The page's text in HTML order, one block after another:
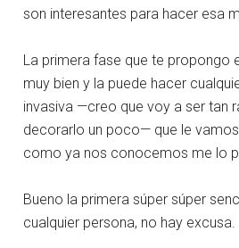
son interesantes para hacer esa
La primera fase que te propongo
muy bien y la puede hacer
invasiva —creo que voy a ser tan
decorarlo un poco— que le
como ya nos conocemos me lo
Bueno la primera súper súper
cualquier persona, no hay excusa.